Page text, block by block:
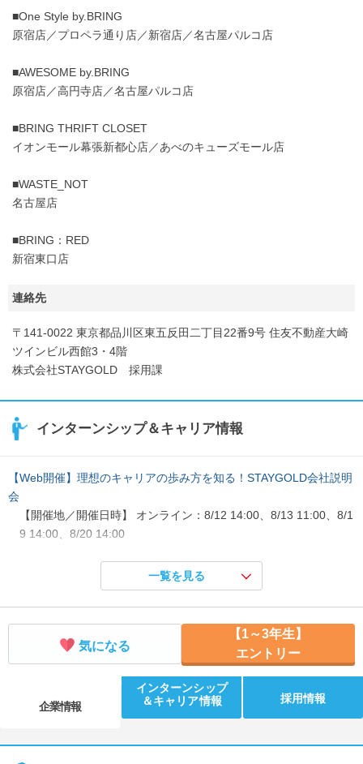
■One Style by.BRING
原宿店／プロペラ通り店／新宿店／名古屋パルコ店
■AWESOME by.BRING
原宿店／高円寺店／名古屋パルコ店
■BRING THRIFT CLOSET
イオンモール幕張新都心店／あべのキューズモール店
■WASTE_NOT
名古屋店
■BRING：RED
新宿東口店
連絡先
〒141-0022 東京都品川区東五反田二丁目22番9号 住友不動産大崎
ツインビル西館3・4階
株式会社STAYGOLD 採用課
インターンシップ＆キャリア情報
【Web開催】理想のキャリアの歩み方を知る！STAYGOLD会社説明
会
【開催地／開催日時】 オンライン：8/12 14:00、8/13 11:00、8/1
9 14:00、8/20 14:00
【開催地／開催日時】 東京都：8/26 11:00
一覧を見る
気になる
【1～3年生】
エントリー
企業情報
インターンシップ
＆キャリア情報
採用情報